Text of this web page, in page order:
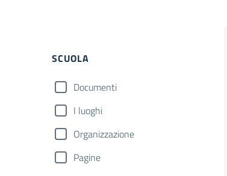
Filtri
SCUOLA
Documenti
I luoghi
Organizzazione
Pagine